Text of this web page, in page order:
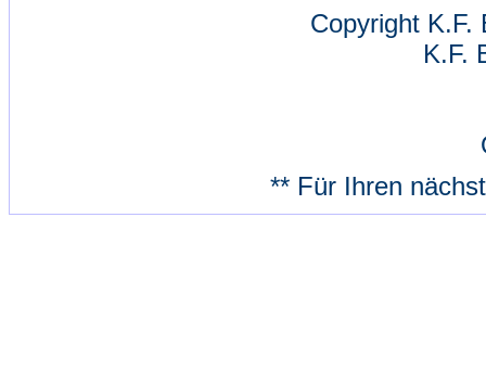
Copyright
K.F.
** Für Ihren